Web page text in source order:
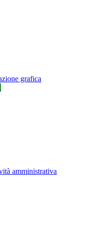
grafica
amministrativa